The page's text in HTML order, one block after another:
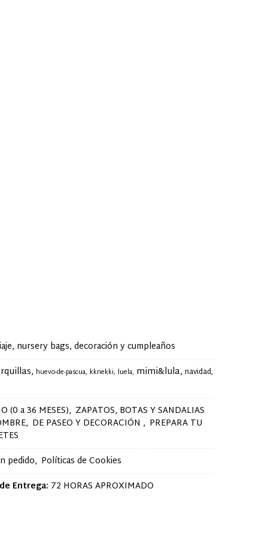
nursery bags, decoración y cumpleaños
huevo-de-pascua kknekki luela mimi&lula navidad
(0 a 36 MESES) ZAPATOS, BOTAS Y SANDALIAS
DE PASEO Y DECORACIÓN
PREPARA TU
pedido Políticas de Cookies
Entrega: 72 HORAS APROXIMADO